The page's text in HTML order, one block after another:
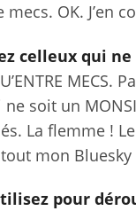
mecs. OK. J’en
celleux qui ne
soit un
La flemme !
mon
pour